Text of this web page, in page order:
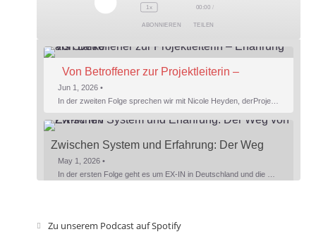
Episode
1x 00:00 /
ABONNIEREN TEILEN
TEILEN
Von Betroffener zur Projektleiterin –
Erfahrung als Stärke
Jun 1, 2026 •
Zwischen System und Erfahrung: Der Weg
von EX-IN MV
May 1, 2026 •
Zu unserem Podcast auf Spotify